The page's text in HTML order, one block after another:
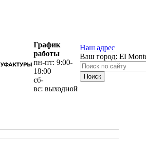
График
работы
пн-пт: 9:00-
18:00
сб-
вс: выходной
Наш адрес
Ваш город: El